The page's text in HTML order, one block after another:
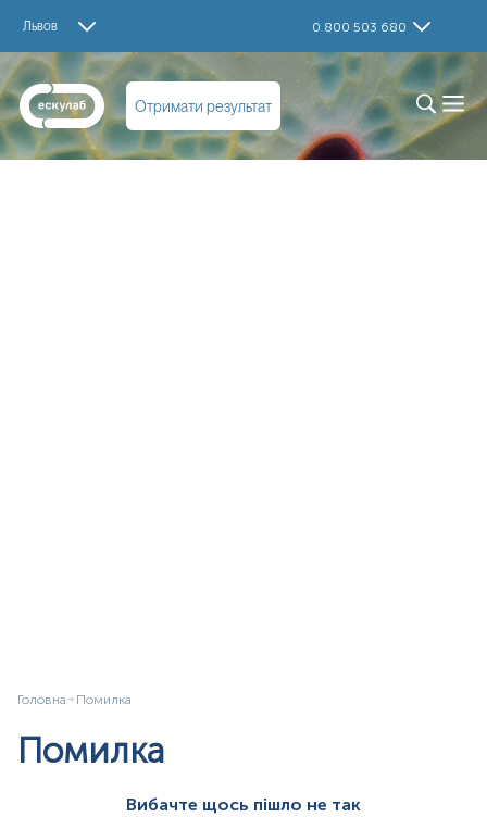
Львов 0 800 503 680
Отримати результат
Головна Помилка
Помилка
Вибачте щось пішло не так